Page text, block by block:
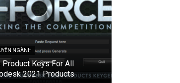
NGÀNH
Product Keys For All
2021 Products